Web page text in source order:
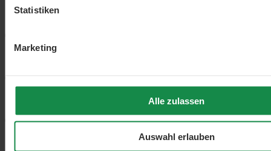
Statistiken
Marketing
Alle zulassen
Auswahl erlauben
4 Sterne (0)
0%